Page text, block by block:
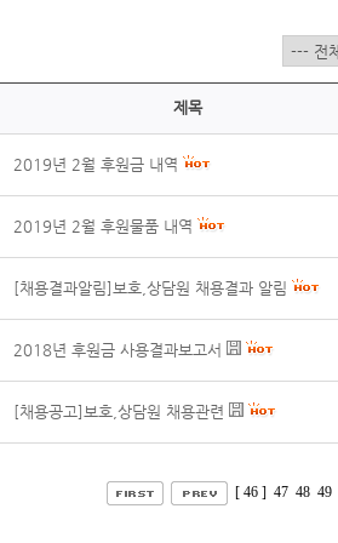
제목
2019년 2월 후원금 내역
2019년 2월 후원물품 내역
[채용결과알림]보호,상담원 채용결과 알림
2018년 후원금 사용결과보고서
[채용공고]보호,상담원 채용관련
[ 46 ] 47 48 49